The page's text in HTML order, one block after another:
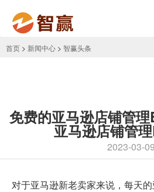
首页 > 新闻中心 > 智赢头条
免费的亚马逊店铺管
亚马逊店铺管
2023-03-09
对于亚马逊新老卖家来说，每天